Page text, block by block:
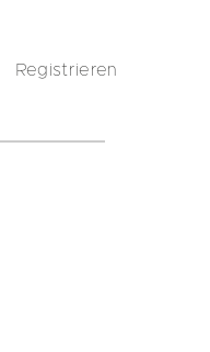
Registrieren